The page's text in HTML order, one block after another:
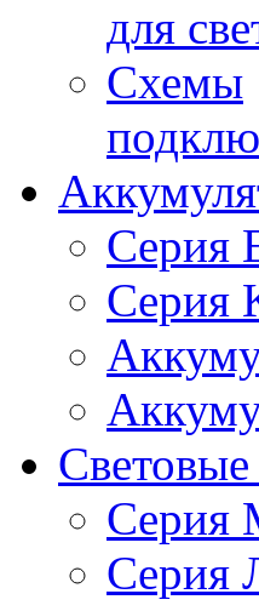
для
Схемы
Серия
Серия